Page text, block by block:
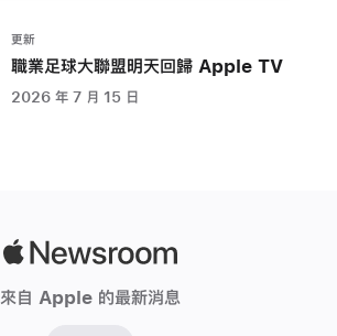
更新
職業足球大聯盟明天回歸 Apple TV
2026 年 7 月 15 日
來自 Apple 的最新消息